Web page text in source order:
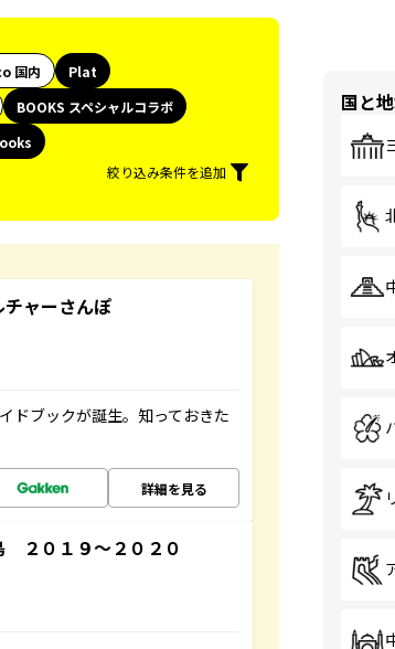
国内
Plat
BOOKS スペシャルコラボ
絞り込み条件を追加
ャーさんぽ
ドブックが誕生。知っておきた
詳細を見る
０１９～２０２０
国と